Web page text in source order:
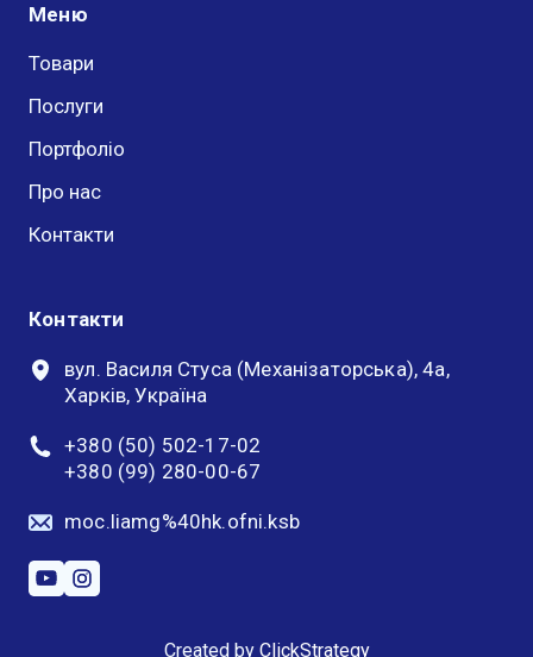
Меню
Товари
Послуги
Портфоліо
Про нас
Контакти
Контакти
вул. Василя Стуса (Механізаторська), 4а,
Харків, Україна
+380 (50) 502-17-02
+380 (99) 280-00-67
moc.liamg%40hk.ofni.ksb
Created by ClickStrategy